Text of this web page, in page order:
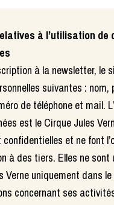
à l’utilisation de
à la newsletter, le
suivantes : nom,
de téléphone et mail.
est le Cirque Jules
et ne font
à des tiers. Elles ne sont
Verne uniquement dans le
concernant ses